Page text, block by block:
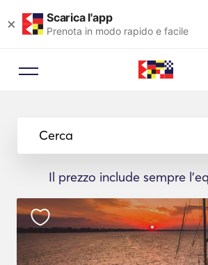
× Scarica l'app
Prenota in modo rapido e facile
Cerca
Il prezzo include sempre